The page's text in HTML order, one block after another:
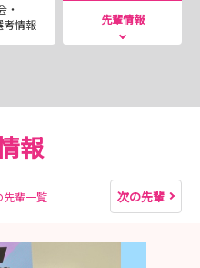
新中！ぜひチェックして
・
考情報
先輩情報
報
先輩一覧 次の先輩